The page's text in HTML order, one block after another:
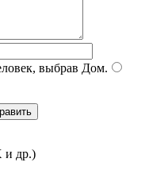
выбрав Дом.
др.)